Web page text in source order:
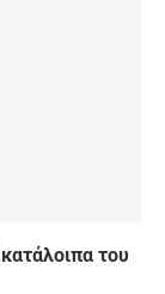
του